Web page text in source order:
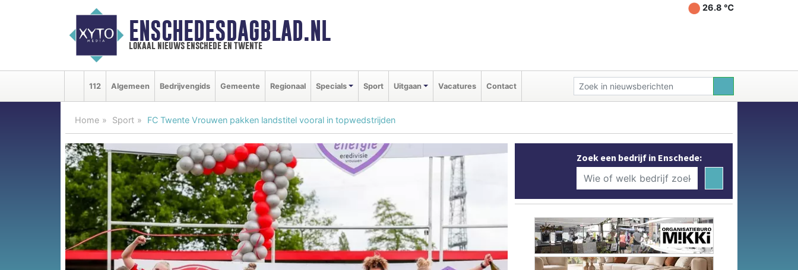
ENSCHEDESDAGBLAD.NL
lokaal nieuws enschede en twente
26.8 ℃
112 Algemeen Bedrijvengids Gemeente Regionaal Specials Sport Uitgaan Vacatures Contact
Home Sport FC Twente Vrouwen pakken landstitel vooral in topwedstrijden
Zoek een bedrijf in Enschede: